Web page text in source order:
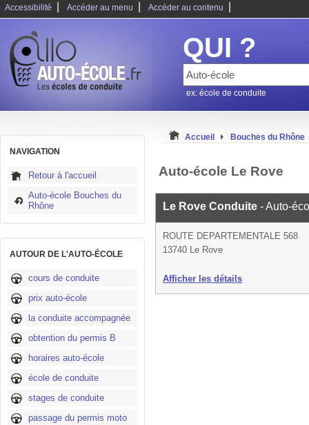
Accessibilité Accéder au menu Accéder au contenu
QUI ?
ex: école de conduite
NAVIGATION
Retour à l'accueil
Auto-école Bouches du
Rhône
AUTOUR DE L'AUTO-ÉCOLE
cours de conduite
prix auto-école
la conduite accompagnée
obtention du permis B
horaires auto-école
école de conduite
stages de conduite
passage du permis moto
Accueil Bouches du Rhône
Auto-école Le Rove
Le Rove Conduite - Auto-
ROUTE DEPARTEMENTALE 568
13740 Le Rove
Afficher les détails